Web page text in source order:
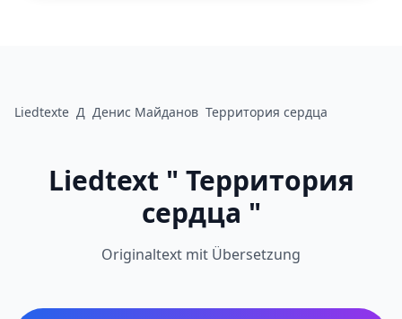
Liedtexte Д Денис Майданов Территория сердца
Liedtext " Территория
сердца "
Originaltext mit Übersetzung